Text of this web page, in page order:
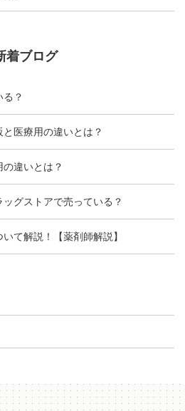
着ブログ
？
と医療用の違いとは？
違いとは？
グストアで売っている？
て解説！【薬剤師解説】